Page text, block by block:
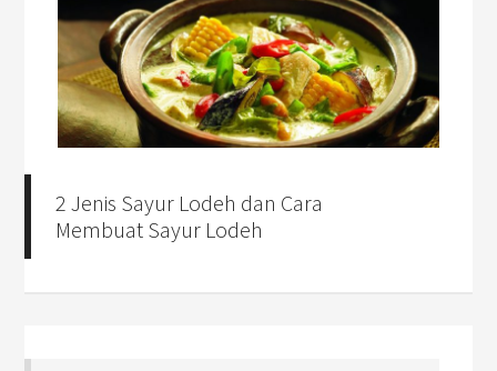
2 Jenis Sayur Lodeh dan Cara
Membuat Sayur Lodeh